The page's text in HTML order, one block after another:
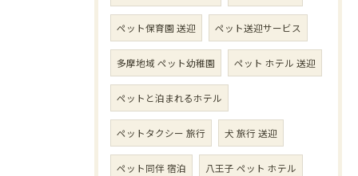
ペット保育園 送迎 ペット送迎サービス
多摩地域 ペット幼稚園 ペット ホテル 送迎
ペットと泊まれるホテル
ペットタクシー 旅行 犬 旅行 送迎
ペット同伴 宿泊 八王子 ペット ホテル